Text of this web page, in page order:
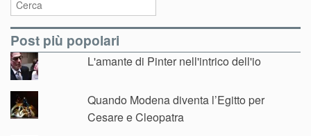
Post più popolari
L'amante di Pinter nell'intrico dell'io
Quando Modena diventa l’Egitto per
Cesare e Cleopatra